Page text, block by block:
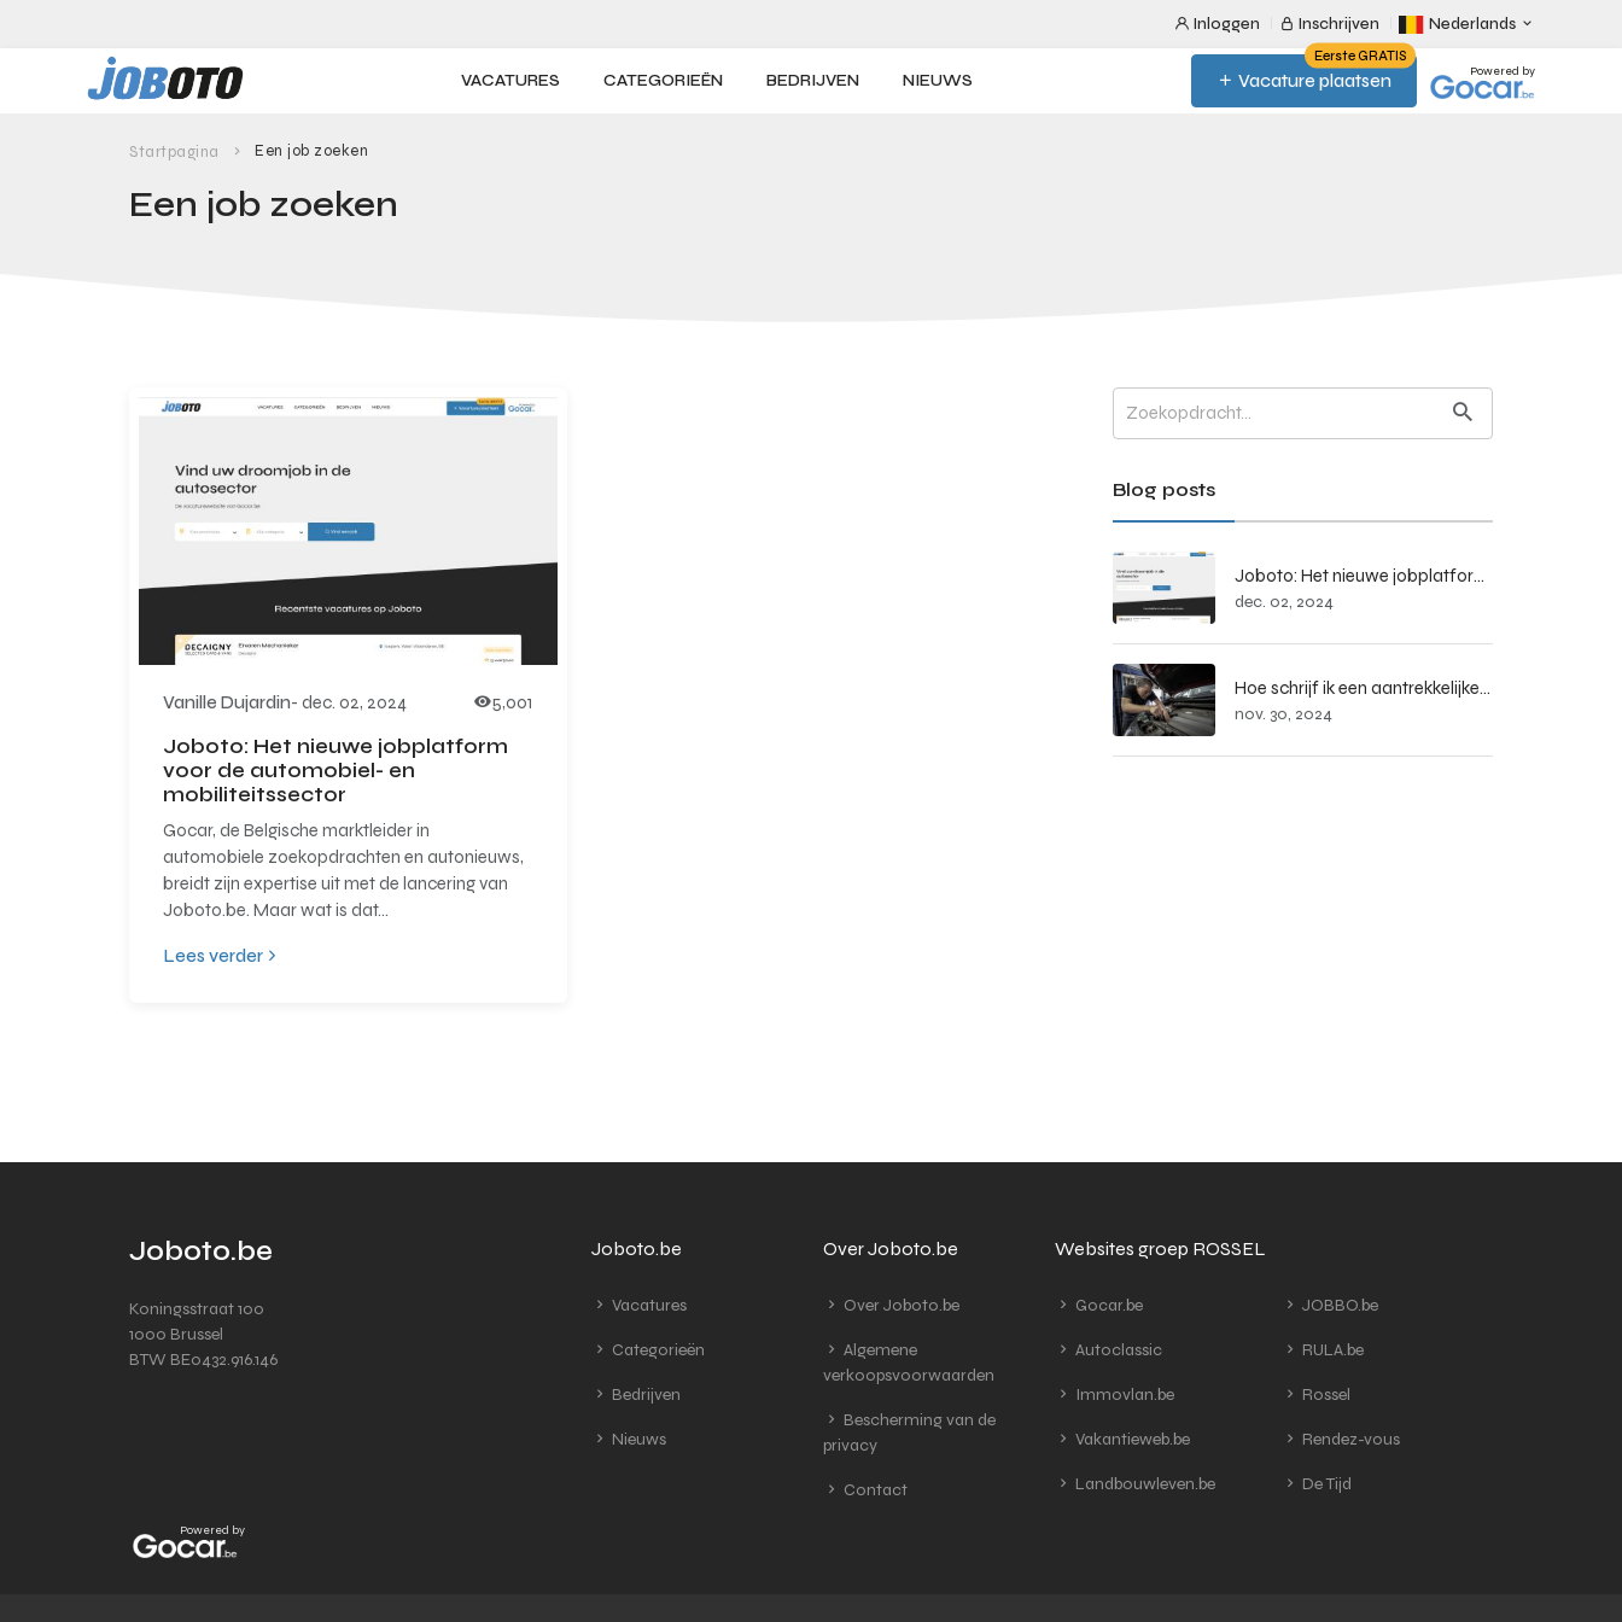
Inloggen Inschrijven Nederlands
VACATURES CATEGORIEËN BEDRIJVEN NIEUWS Vacature plaatsen
Eerste GRATIS
Powered by
Startpagina Een job zoeken
Een job zoeken
Vanille Dujardin- dec. 02, 2024 5,001
Joboto: Het nieuwe jobplatform
voor de automobiel- en
mobiliteitssector
Gocar, de Belgische marktleider in
automobiele zoekopdrachten en autonieuws,
breidt zijn expertise uit met de lancering van
Joboto.be. Maar wat is dat...
Lees verder
Blog posts
Joboto: Het nieuwe jobplatform voor de automobiel- en mobiliteitssector
dec. 02, 2024
Hoe schrijf ik een aantrekkelijke vacature?
nov. 30, 2024
Joboto.be
Koningsstraat 100
1000 Brussel
BTW BE0432.916.146
Joboto.be
Vacatures
Categorieën
Bedrijven
Nieuws
Over Joboto.be
Over Joboto.be
Algemene
verkoopsvoorwaarden
Bescherming van de
privacy
Contact
Websites groep ROSSEL
Gocar.be
Autoclassic
Immovlan.be
Vakantieweb.be
Landbouwleven.be
JOBBO.be
RULA.be
Rossel
Rendez-vous
De Tijd
Powered by